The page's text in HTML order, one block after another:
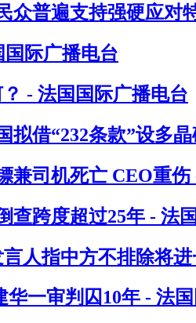
众普遍支持强硬应对
际广播电台
- 法国国际广播电台
借“232条款”设多
兼司机死亡 CEO重
查跨度超过25年 - 法
人指中方不排除将
一审判囚10年 - 法